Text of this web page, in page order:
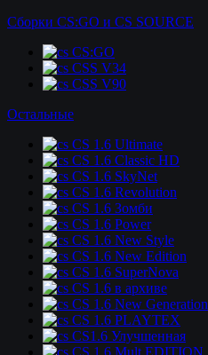
Сборки CS:GO и CS SOURCE
CS:GO
CSS V34
CSS V90
Остальные
CS 1.6 Ultimate
CS 1.6 Classic HD
CS 1.6 SkyNet
CS 1.6 Revolution
CS 1.6 Зомби
CS 1.6 Power
CS 1.6 New Style
CS 1.6 New Edition
CS 1.6 SuperNova
CS 1.6 в архиве
CS 1.6 New Generation
CS 1.6 PLAYTEX
CS1.6 Улучшенная
CS 1.6 Mult EDITION